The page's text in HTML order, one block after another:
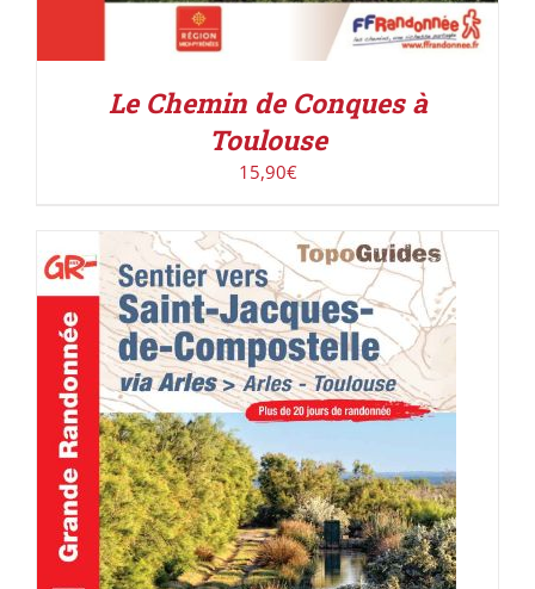
Le Chemin de Conques à
Toulouse
15,90€
AJOUTER AU PANIER / DÉTAILS